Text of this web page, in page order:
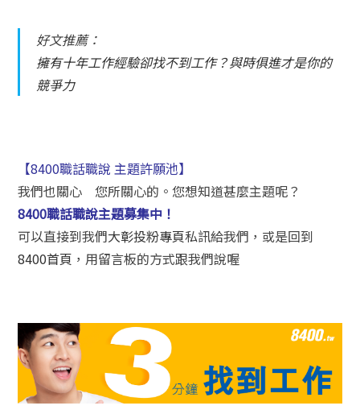
好文推薦：
擁有十年工作經驗卻找不到工作？與時俱進才是你的
競爭力
【8400職話職說 主題許願池】
我們也關心 您所關心的。您想知道甚麼主題呢？
8400職話職說主題募集中！
可以直接到我們大彰投粉專頁私訊給我們，或是回到
8400首頁 ，用留言板的方式跟我們說喔